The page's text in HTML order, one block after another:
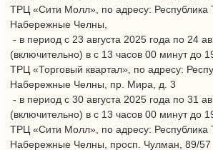
ТРЦ «Торговый квартал», а также членам их семей,
сотрудникам и представителям Организатора Акции и
аффилированным с ним лицам, сотрудникам управляющей
компании ТРЦ «Торговый квартал», членам их семей, а
лиц, имеющих отношение к организации и/или проведению
Акции, а также членам их семей. Лица, соответствующие
вышеуказанным требованиям, не имеют право на участие в
Акции и право на получение призов.
4.3. Участники Акции имеют право на получение приза, при
условии соблюдения ими требований, указанных в
подписавшие необходимые документы для получения
в том числе письменное согласие на обработку